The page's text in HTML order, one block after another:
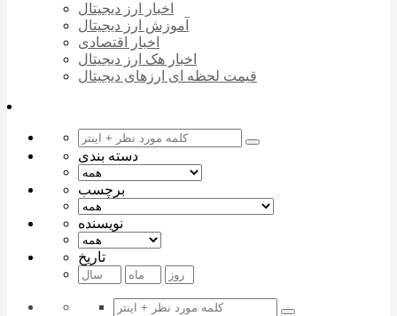
اخبار ارز دیجیتال
آموزش ارز دیجیتال
اخبار اقتصادی
اخبار هک ارز دیجیتال
قیمت لحظه ای ارزهای دیجیتال
دسته بندی
برچسب
نویسنده
تاریخ